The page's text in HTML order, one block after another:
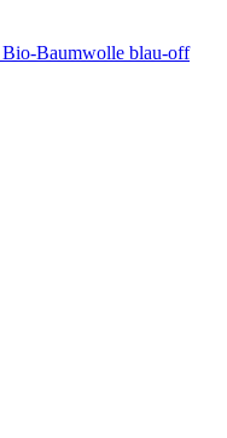
Baumwolle blau-off